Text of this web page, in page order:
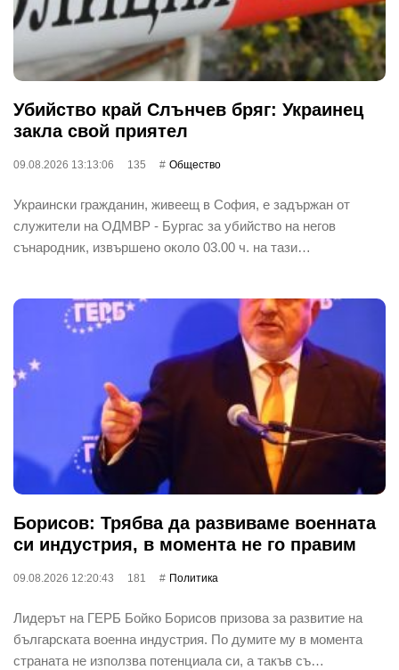
Убийство край Слънчев бряг: Украинец
закла свой приятел
09.08.2026 13:13:06 135 Общество
Украински гражданин, живеещ в София, е задържан от
служители на ОДМВР - Бургас за убийство на негов
сънародник, извършено около 03.00 ч. на тази…
Борисов: Трябва да развиваме военната
си индустрия, в момента не го правим
09.08.2026 12:20:43 181 Политика
Лидерът на ГЕРБ Бойко Борисов призова за развитие на
българската военна индустрия. По думите му в момента
страната не използва потенциала си, а такъв съ…